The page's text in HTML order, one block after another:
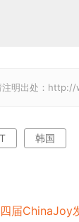
注明出处：
韩国
届ChinaJoy